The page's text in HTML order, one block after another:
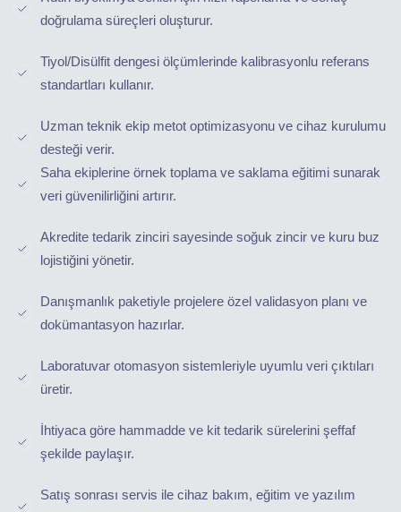
doğrulama süreçleri oluşturur.
Tiyol/Disülfit dengesi ölçümlerinde kalibrasyonlu referans
standartları kullanır.
Uzman teknik ekip metot optimizasyonu ve cihaz kurulumu
desteği verir.
Saha ekiplerine örnek toplama ve saklama eğitimi sunarak
veri güvenilirliğini artırır.
Akredite tedarik zinciri sayesinde soğuk zincir ve kuru buz
lojistiğini yönetir.
Danışmanlık paketiyle projelere özel validasyon planı ve
dokümantasyon hazırlar.
Laboratuvar otomasyon sistemleriyle uyumlu veri çıktıları
üretir.
İhtiyaca göre hammadde ve kit tedarik sürelerini şeffaf
şekilde paylaşır.
Satış sonrası servis ile cihaz bakım, eğitim ve yazılım